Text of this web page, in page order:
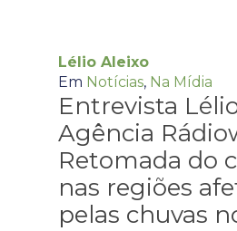
Lélio Aleixo
Em Notícias, Na Mídia
Entrevista
Agência
Retomada do
nas regiões
pelas chuvas